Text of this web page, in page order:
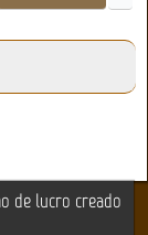
de lucro creado